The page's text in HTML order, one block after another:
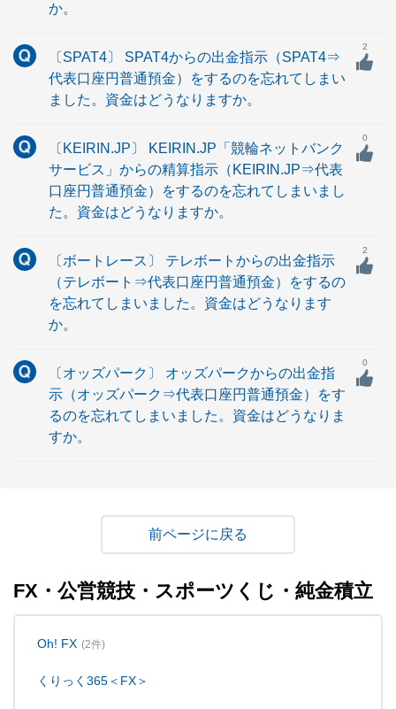
か。
〔SPAT4〕 SPAT4からの出金指示（SPAT4⇒
代表口座円普通預金）をするのを忘れてしまい
ました。資金はどうなりますか。
2
〔KEIRIN.JP〕 KEIRIN.JP「競輪ネットバンク
サービス」からの精算指示（KEIRIN.JP⇒代表
口座円普通預金）をするのを忘れてしまいまし
た。資金はどうなりますか。
0
〔ボートレース〕 テレボートからの出金指示
（テレボート⇒代表口座円普通預金）をするの
を忘れてしまいました。資金はどうなります
か。
2
〔オッズパーク〕 オッズパークからの出金指
示（オッズパーク⇒代表口座円普通預金）をす
るのを忘れてしまいました。資金はどうなりま
すか。
0
戻る
FX・公営競技・スポーツくじ・純金積立
Oh! FX (2件)
くりっく365＜FX＞